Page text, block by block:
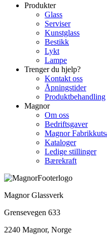
Produkter
Glass
Serviser
Kunstglass
Bestikk
Lykt
Lampe
Trenger du hjelp?
Kontakt oss
Åpningstider
Produktbehandling
Magnor
Om oss
Bedriftsgaver
Magnor
Kataloger
Ledige stillinger
Bærekraft
Magnor Glassverk
Grensevegen 633
2240 Magnor, Norge